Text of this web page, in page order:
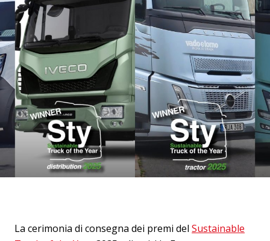
La cerimonia di consegna dei premi del Sustainable